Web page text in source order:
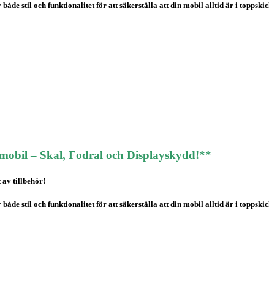
stil och funktionalitet för att säkerställa att din mobil alltid är i
– Skal, Fodral och Displayskydd!**
av tillbehör!
stil och funktionalitet för att säkerställa att din mobil alltid är i